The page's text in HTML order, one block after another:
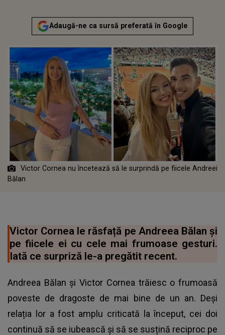
Adaugă-ne ca sursă preferată în Google
Victor Cornea nu încetează să le surprindă pe fiicele Andreei
Bălan
Victor Cornea le răsfață pe Andreea Bălan și
pe fiicele ei cu cele mai frumoase gesturi.
Iată ce surpriză le-a pregătit recent.
Andreea Bălan și Victor Cornea trăiesc o frumoasă
poveste de dragoste de mai bine de un an. Deși
relația lor a fost amplu criticată la început, cei doi
continuă să se iubească și să se susțină reciproc pe